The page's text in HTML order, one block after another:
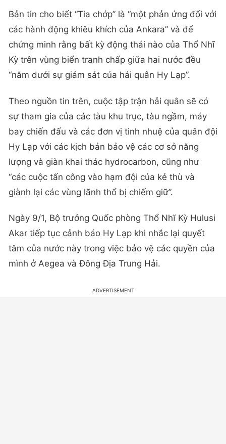
Bản tin cho biết “Tia chớp” là “một phản ứng đối với
các hành động khiêu khích của Ankara” và để
chứng minh rằng bất kỳ động thái nào của Thổ Nhĩ
Kỳ trên vùng biển tranh chấp giữa hai nước đều
“nằm dưới sự giám sát của hải quân Hy Lạp”.
Theo nguồn tin trên, cuộc tập trận hải quân sẽ có
sự tham gia của các tàu khu trục, tàu ngầm, máy
bay chiến đấu và các đơn vị tinh nhuệ của quân đội
Hy Lạp với các kịch bản bảo vệ các cơ sở năng
lượng và giàn khai thác hydrocarbon, cũng như
“các cuộc tấn công vào hạm đội của kẻ thù và
giành lại các vùng lãnh thổ bị chiếm giữ”.
Ngày 9/1, Bộ trưởng Quốc phòng Thổ Nhĩ Kỳ Hulusi
Akar tiếp tục cảnh báo Hy Lạp khi nhắc lại quyết
tâm của nước này trong việc bảo vệ các quyền của
mình ở Aegea và Đông Địa Trung Hải.